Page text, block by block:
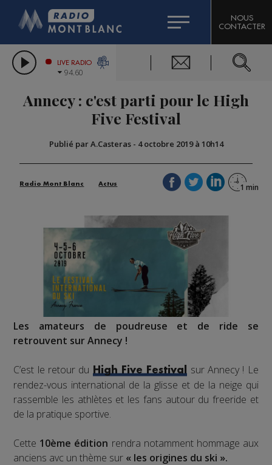
LES CHRONIQUES DE L'EXPERT
CITIZEN MACHINERY
GRAND MASSIF DOMAINES SKIABLES
BIGARD
COMPAGNIE DU MONT-BLANC
NOUS
CONTACTER
LIVE RADIO
94.60
Annecy : c'est parti pour le High
Five Festival
Publié par A.Casteras- 4 octobre 2019 à 10h14
Radio Mont Blanc Actus
Les amateurs de poudreuse et de ride se
retrouvent sur Annecy !
C’est le retour du High Five Festival
sur Annecy ! Le
rendez-vous international de la glisse et de la neige qui
rassemble les athlètes et les fans autour du freeride et
de la pratique sportive.
Cette 10ème édition rendra notamment hommage aux
anciens avc un thème sur « les origines du ski ».